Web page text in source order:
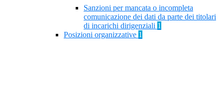
Sanzioni per mancata o incompleta
comunicazione dei dati da parte dei titolari
di incarichi dirigenziali 1
Posizioni organizzative 1